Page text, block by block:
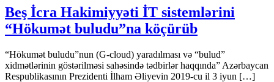
Beş İcra Hakimiyyəti İT sistemlərini
“Hökumət buludu”na köçürüb
“Hökumət buludu”nun (G-cloud) yaradılması və “bulud”
xidmətlərinin göstərilməsi sahəsində tədbirlər haqqında” Azərbaycan
Respublikasının Prezidenti İlham Əliyevin 2019-cu il 3 iyun […]